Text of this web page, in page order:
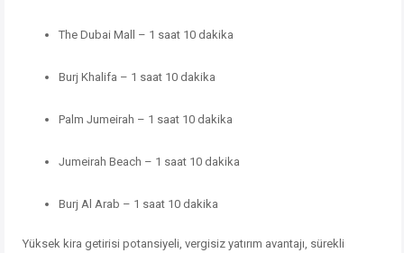
The Dubai Mall – 1 saat 10 dakika
Burj Khalifa – 1 saat 10 dakika
Palm Jumeirah – 1 saat 10 dakika
Jumeirah Beach – 1 saat 10 dakika
Burj Al Arab – 1 saat 10 dakika
Yüksek kira getirisi potansiyeli, vergisiz yatırım avantajı, sürekli